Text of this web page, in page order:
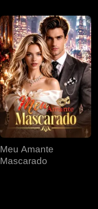
Meu Amante
Mascarado